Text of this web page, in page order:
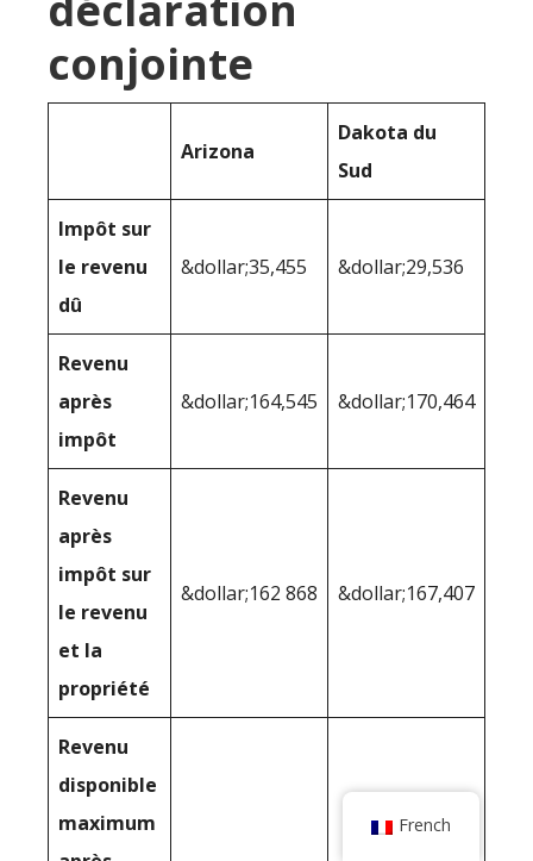
conjointe
Arizona
Dakota du
Sud
Impôt sur
le revenu
dû
&dollar;35,455 &dollar;29,536
Revenu
après
impôt
&dollar;164,545 &dollar;170,464
Revenu
après
impôt sur
le revenu
et la
propriété
&dollar;162 868 &dollar;167,407
Revenu
disponible
maximum
French